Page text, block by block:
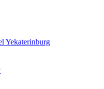
Yekaterinburg